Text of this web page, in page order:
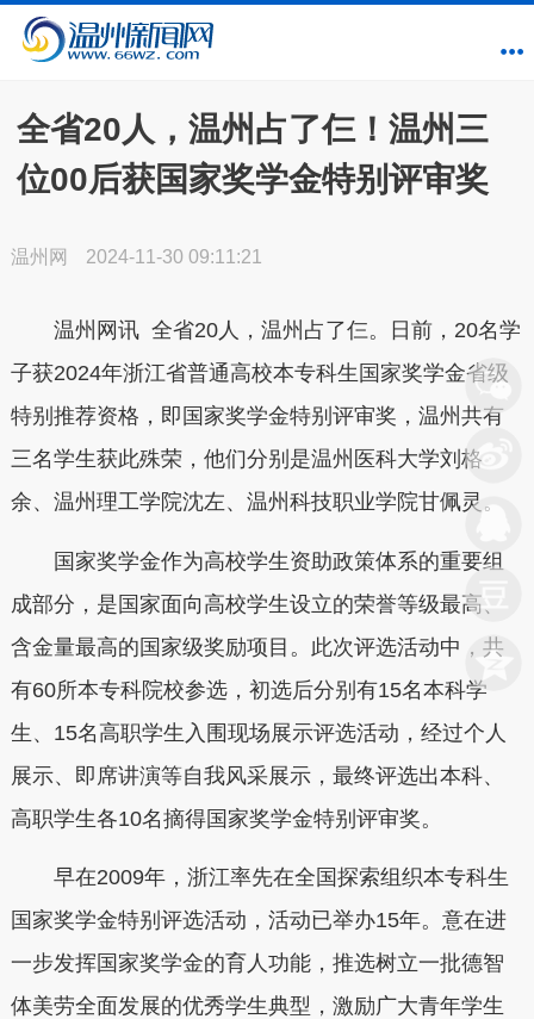
全省20人，温州占了仨！温州三
位00后获国家奖学金特别评审奖
温州网 2024-11-30 09:11:21
温州网讯 全省20人，温州占了仨。日前，20名学
子获2024年浙江省普通高校本专科生国家奖学金省级
特别推荐资格，即国家奖学金特别评审奖，温州共有
三名学生获此殊荣，他们分别是温州医科大学刘格
余、 温州理工学院沈左、 温州科技职业学院甘佩灵。
国家奖学金作为高校学生资助政策体系的重要组
成部分，是国家面向高校学生设立的荣誉等级最高、
含金量最高的国家级奖励项目。此次评选活动中，共
有60所本专科院校参选，初选后分别有15名本科学
生、15名高职学生入围现场展示评选活动，经过个人
展示、即席讲演等自我风采展示，最终评选出本科、
高职学生各10名摘得国家奖学金特别评审奖。
早在2009年，浙江率先在全国探索组织本专科生
国家奖学金特别评选活动，活动已举办15年。意在进
一步发挥国家奖学金的育人功能，推选树立一批德智
体美劳全面发展的优秀学生典型，激励广大青年学生